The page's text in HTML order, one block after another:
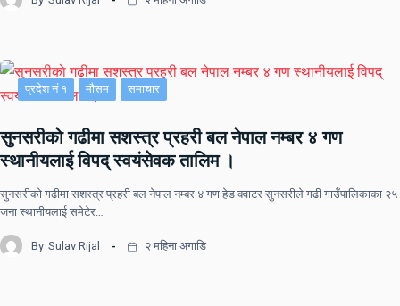
प्रदेश नं १ मौसम समाचार
सुनसरीकाे गढीमा सशस्त्र प्रहरी बल नेपाल नम्बर ४ गण
स्थानीयलाई विपद् स्वयंसेवक तालिम ।
सुनसरीकाे गढीमा सशस्त्र प्रहरी बल नेपाल नम्बर ४ गण हेड क्वाटर सुनसरीले गढी गाउँपालिकाका २५
जना स्थानीयलाई समेटेर…
By Sulav Rijal २ महिना अगाडि